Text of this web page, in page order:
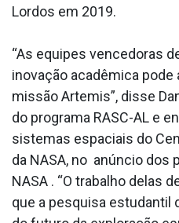
Lordos em 2019.
“As equipes vencedoras
inovação acadêmica
missão Artemis”, disse
do programa RASC-AL e
sistemas espaciais do
da NASA, no anúncio dos
NASA . “O trabalho delas
que a pesquisa estudantil